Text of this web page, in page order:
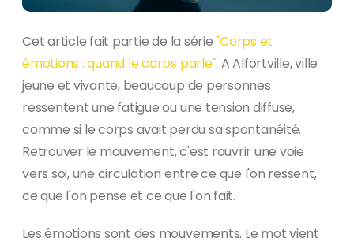
Cet article fait partie de la série"Corps et
émotions : quand le corps parle". A Alfortville, ville
jeune et vivante, beaucoup de personnes
ressentent une fatigue ou une tension diffuse,
comme si le corps avait perdu sa spontanéité.
Retrouver le mouvement, c'est rouvrir une voie
vers soi, une circulation entre ce que l'on ressent,
ce que l'on pense et ce que l'on fait.
Les émotions sont des mouvements. Le mot vient